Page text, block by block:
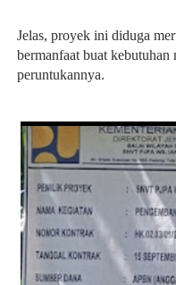
Jelas, proyek ini diduga
bermanfaat buat kebutuhan
peruntukannya.